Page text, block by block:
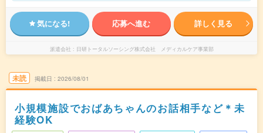
気になる! 応募へ進む 詳しく見る
派遣会社 日研トータルソーシング株式会社 メディカルケア事業部
未読 掲載日 2026/08/01
小規模施設でおばあちゃんのお話相手など＊未
経験OK